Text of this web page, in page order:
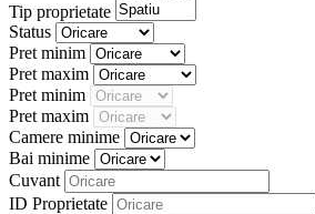
Tip proprietate
Status
Pret minim
Pret maxim
Pret minim
Pret maxim
Camere minime
Bai minime
Cuvant
ID Proprietate